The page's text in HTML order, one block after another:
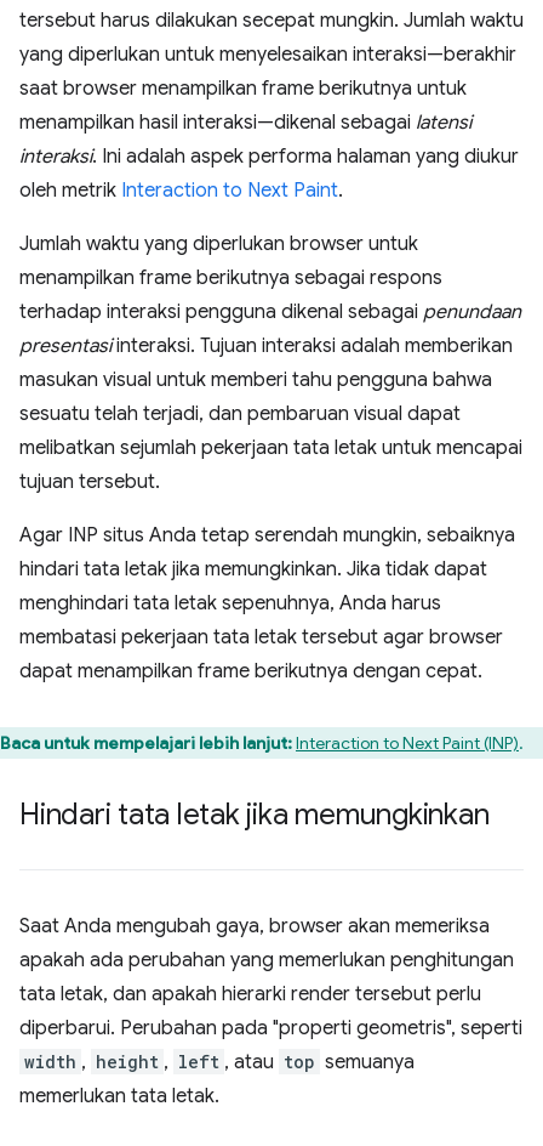
tersebut harus dilakukan secepat mungkin. Jumlah waktu
yang diperlukan untuk menyelesaikan interaksi—berakhir
saat browser menampilkan frame berikutnya untuk
menampilkan hasil interaksi—dikenal sebagai latensi
interaksi. Ini adalah aspek performa halaman yang diukur
oleh metrik Interaction to Next Paint.
Jumlah waktu yang diperlukan browser untuk
menampilkan frame berikutnya sebagai respons
terhadap interaksi pengguna dikenal sebagai penundaan
presentasiinteraksi. Tujuan interaksi adalah memberikan
masukan visual untuk memberi tahu pengguna bahwa
sesuatu telah terjadi, dan pembaruan visual dapat
melibatkan sejumlah pekerjaan tata letak untuk mencapai
tujuan tersebut.
Agar INP situs Anda tetap serendah mungkin, sebaiknya
hindari tata letak jika memungkinkan. Jika tidak dapat
menghindari tata letak sepenuhnya, Anda harus
membatasi pekerjaan tata letak tersebut agar browser
dapat menampilkan frame berikutnya dengan cepat.
Baca untuk mempelajari lebih lanjut:Interaction to Next Paint (INP).
Hindari tata letak jika memungkinkan
Saat Anda mengubah gaya, browser akan memeriksa
apakah ada perubahan yang memerlukan penghitungan
tata letak, dan apakah hierarki render tersebut perlu
diperbarui. Perubahan pada "properti geometris", seperti
width , height , left , atau top semuanya
memerlukan tata letak.